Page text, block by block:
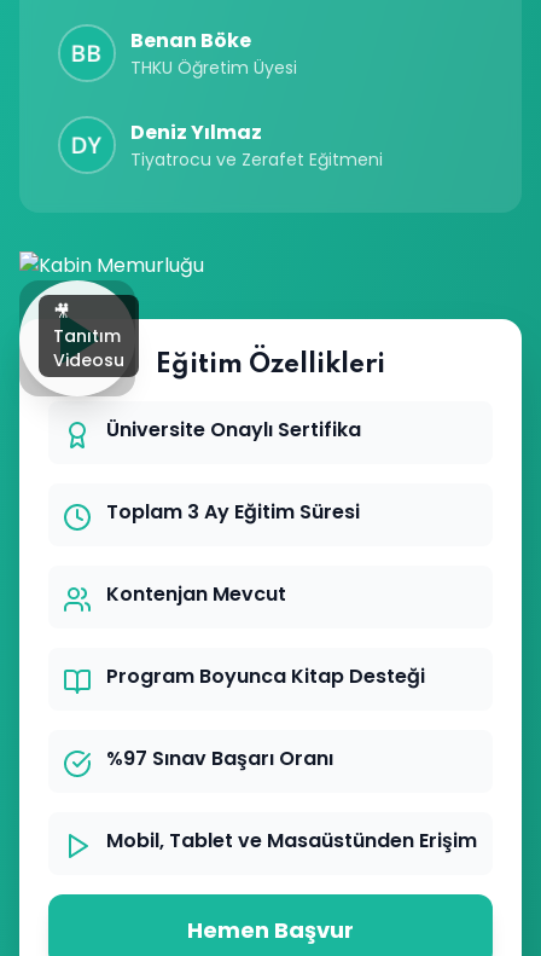
Benan Böke
THKU Öğretim Üyesi
Deniz Yılmaz
Tiyatrocu ve Zerafet Eğitmeni
🎥
Tanıtım
Videosu
Eğitim Özellikleri
Üniversite Onaylı Sertifika
Toplam 3 Ay Eğitim Süresi
Kontenjan Mevcut
Program Boyunca Kitap Desteği
%97 Sınav Başarı Oranı
Mobil, Tablet ve Masaüstünden Erişim
Hemen Başvur